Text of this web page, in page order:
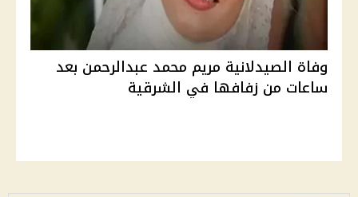
وفاة الصيدلانية مريم محمد عبدالرحمن بعد
ساعات من زفافها في الشرقية